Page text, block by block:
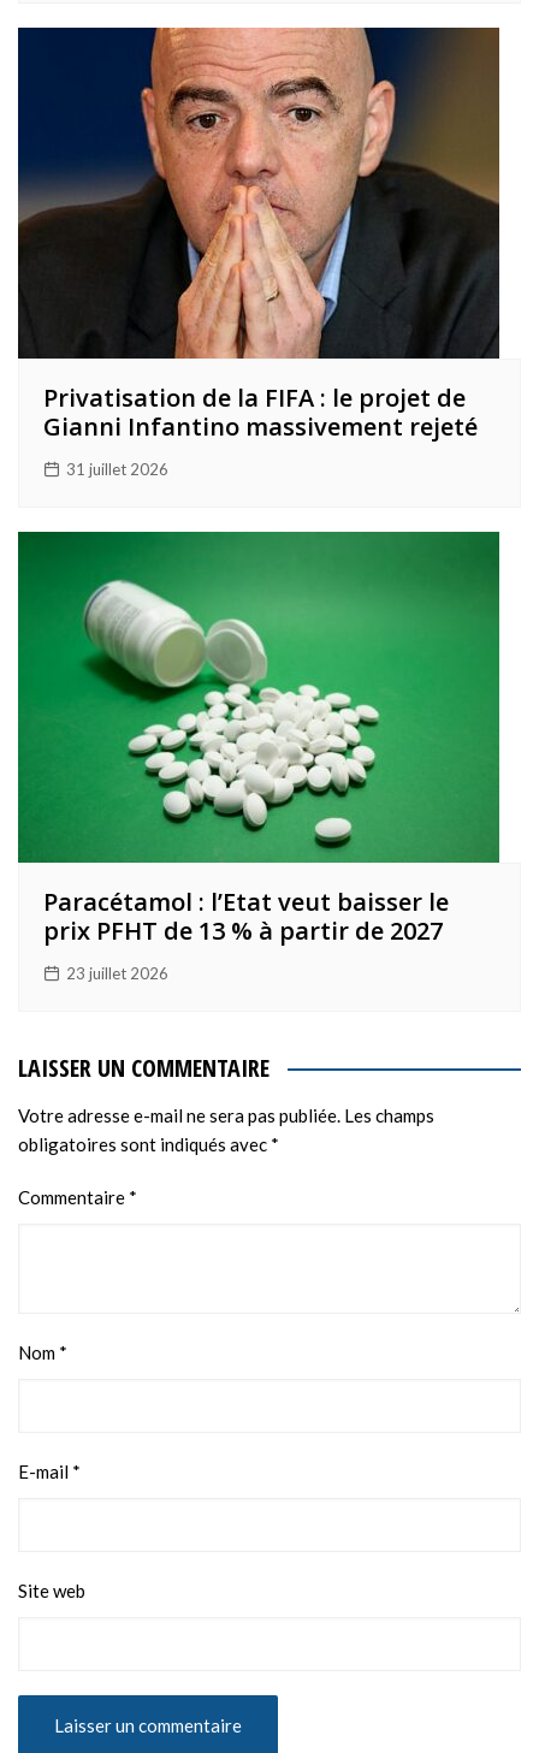
Privatisation de la FIFA : le projet de
Gianni Infantino massivement rejeté
31 juillet 2026
Paracétamol : l’Etat veut baisser le
prix PFHT de 13 % à partir de 2027
23 juillet 2026
LAISSER UN COMMENTAIRE
Votre adresse e-mail ne sera pas publiée. Les champs
obligatoires sont indiqués avec *
Commentaire *
Nom *
E-mail *
Site web